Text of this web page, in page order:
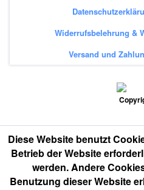
Widerrufsbelehrung &
Versand und
Diese Website benutzt
Betrieb der Website
werden. Andere
Benutzung dieser Website